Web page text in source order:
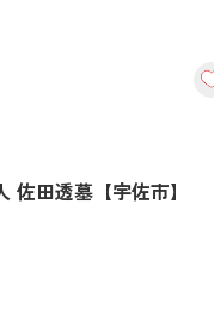
田透墓【宇佐市】